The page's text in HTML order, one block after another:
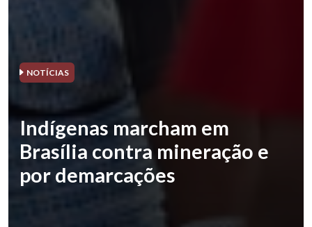
NOTÍCIAS
Indígenas marcham em
Brasília contra mineração e
por demarcações